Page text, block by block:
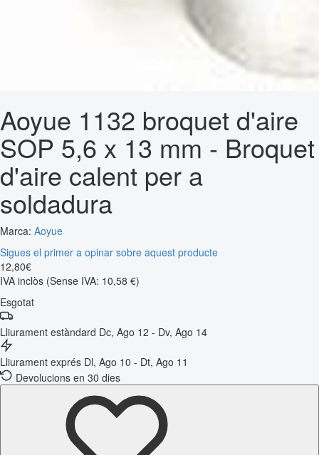
Aoyue 1132 broquet d'aire
SOP 5,6 x 13 mm - Broquet
d'aire calent per a
soldadura
Marca: Aoyue
Sigues el primer a opinar sobre aquest producte
12,80€
IVA inclòs (Sense IVA: 10,58 €)
Esgotat
Lliurament estàndard Dc, Ago 12 - Dv, Ago 14
Lliurament exprés Dl, Ago 10 - Dt, Ago 11
Devolucions en 30 dies